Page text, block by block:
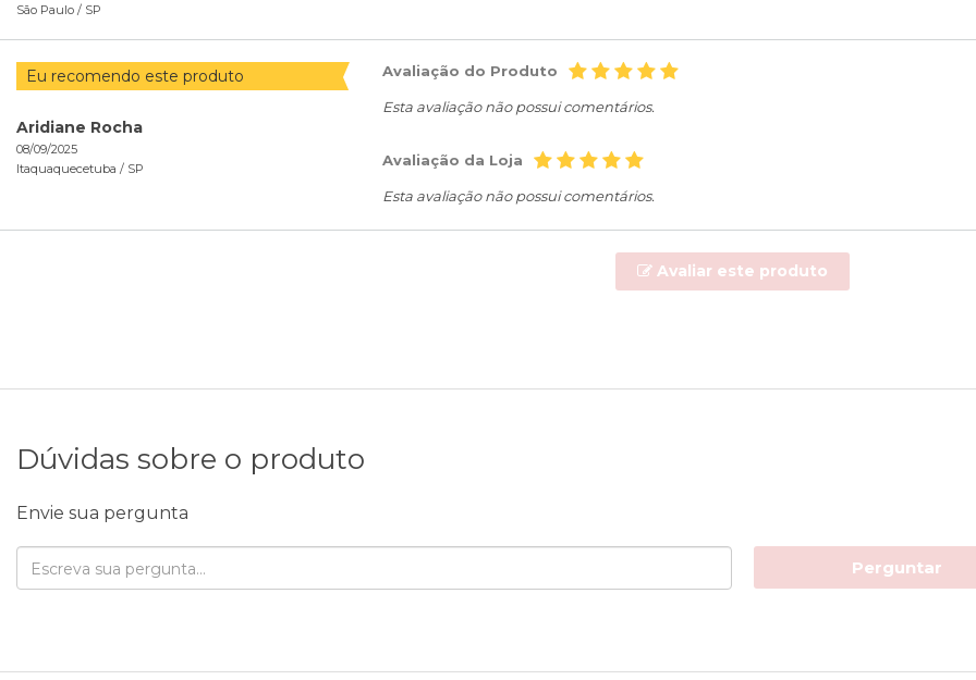
São Paulo / SP
Eu recomendo este produto
Aridiane Rocha
08/09/2025
Itaquaquecetuba / SP
Avaliação do Produto
Esta avaliação não possui comentários.
Avaliação da Loja
Esta avaliação não possui comentários.
Avaliar este produto
Dúvidas sobre o produto
Envie sua pergunta
Perguntar